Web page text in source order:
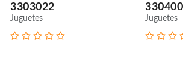
3303022
Juguetes Juguetes